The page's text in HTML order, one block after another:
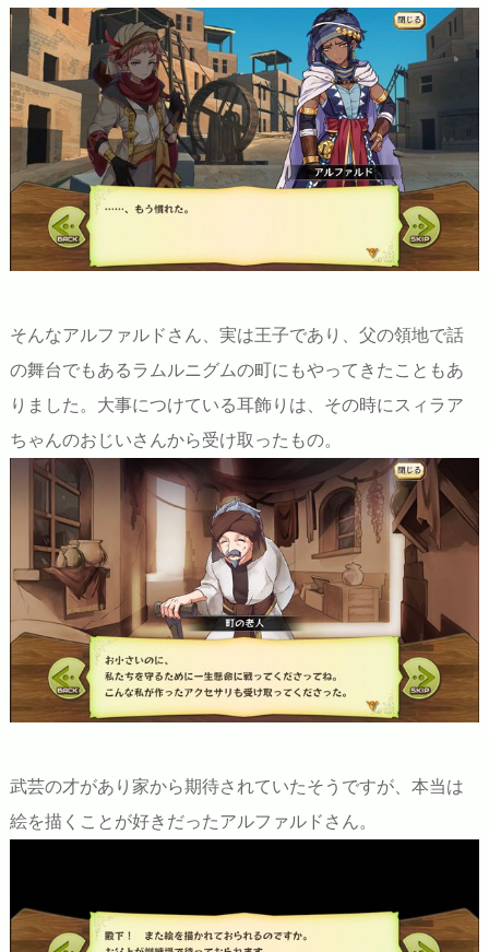
そんなアルファルドさん、実は王子であり、父の領地で話
の舞台でもあるラムルニグムの町にもやってきたこともあ
りました。大事につけている耳飾りは、その時にスィラア
ちゃんのおじいさんから受け取ったもの。
武芸の才があり家から期待されていたそうですが、本当は
絵を描くことが好きだったアルファルドさん。